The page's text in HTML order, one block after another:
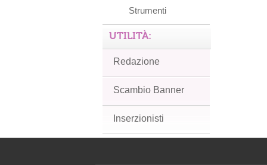
Strumenti
UTILITÀ:
Redazione
Scambio Banner
Inserzionisti